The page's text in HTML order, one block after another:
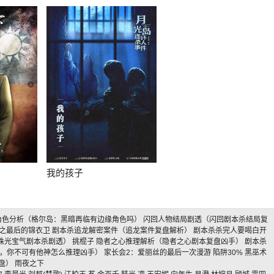
我的孩子
分析（格尔岛：黑暗再临有边缘角色吗）
闪回人物结局剧透（闪回剧本杀结局复
最后的锦衣卫 剧本杀追龙解密案件（追龙案件复盘解析） 剧本杀杀完人要喝白开
宝气剧本杀剧透） 挑棍子 隐者之心推理解析（隐者之心剧本复盘凶手） 剧本杀
你不可有他神怎么推理凶手）
家长会2：爱丽丝的最后一次漫游 陷阱30% 黑巫术
）
雨夜之下